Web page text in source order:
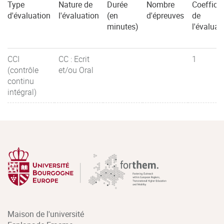
Type
d'évaluation
Nature de
l'évaluation
Durée
(en
minutes)
Nombre
d'épreuves
de
CCI
(contrôle
continu
intégral)
CC : Ecrit
et/ou Oral
1
Maison de l'université